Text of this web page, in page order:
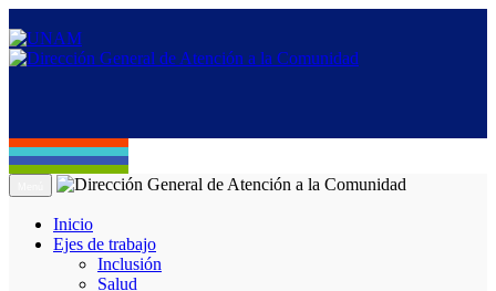
Inicio
Ejes de trabajo
Inclusión
Salud